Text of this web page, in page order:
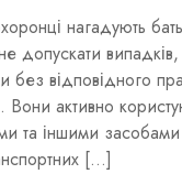
нагадують
допускати
відповідного
Вони активно
та іншими
[…]